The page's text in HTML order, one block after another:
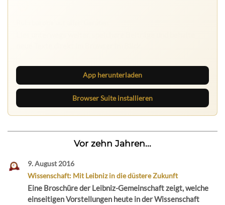
App herunterladen
Browser Suite installieren
Vor zehn Jahren...
9. August 2016
Wissenschaft: Mit Leibniz in die düstere Zukunft
Eine Broschüre der Leibniz-Gemeinschaft zeigt, welche
einseitigen Vorstellungen heute in der Wissenschaft